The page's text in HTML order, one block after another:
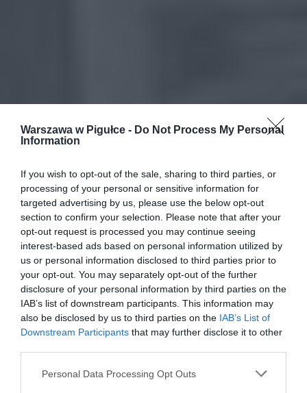
Warszawa w Pigułce - Do Not Process My Personal
Information
If you wish to opt-out of the sale, sharing to third parties, or
processing of your personal or sensitive information for
targeted advertising by us, please use the below opt-out
section to confirm your selection. Please note that after your
opt-out request is processed you may continue seeing
interest-based ads based on personal information utilized by
us or personal information disclosed to third parties prior to
your opt-out. You may separately opt-out of the further
disclosure of your personal information by third parties on the
IAB’s list of downstream participants. This information may
also be disclosed by us to third parties on the IAB’s List of
Downstream Participants that may further disclose it to other
Personal Data Processing Opt Outs